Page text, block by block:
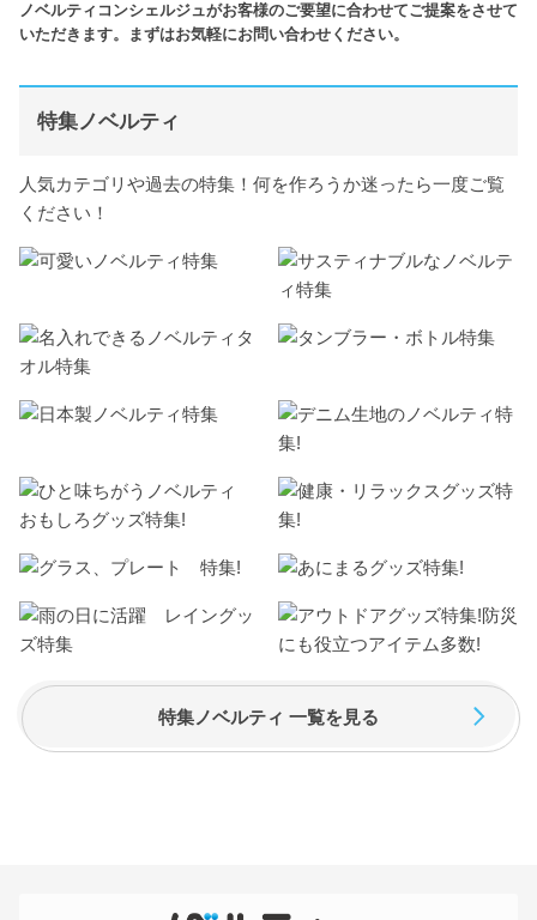
ノベルティコンシェルジュがお客様のご要望に合わせてご提案をさせて
いただきます。まずはお気軽にお問い合わせください。
特集ノベルティ
人気カテゴリや過去の特集！何を作ろうか迷ったら一度ご覧
ください！
特集ノベルティ 一覧を見る